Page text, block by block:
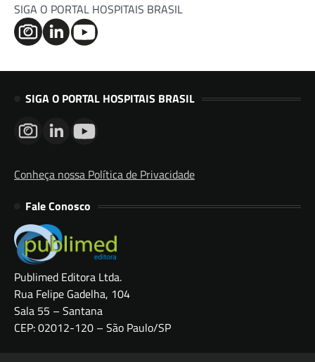
SIGA O PORTAL HOSPITAIS BRASIL
SIGA O PORTAL HOSPITAIS BRASIL
Conheça nossa Política de Privacidade
Fale Conosco
Publimed Editora Ltda.
Rua Felipe Gadelha, 104
Sala 55 – Santana
CEP: 02012-120 – São Paulo/SP